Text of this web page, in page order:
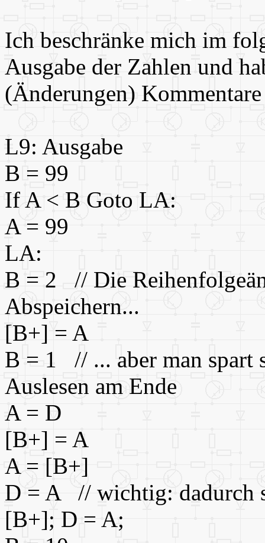
Ich beschränke mich im
Ausgabe der Zahlen und
(Änderungen)
L9: Ausgabe
B = 99
If A < B Goto LA:
A = 99
LA:
B = 2 // Die
Abspeichern...
[B+] = A
B = 1 // ... aber man spart
Auslesen am Ende
A = D
[B+] = A
A = [B+]
D = A // wichtig: dadurch
[B+]; D = A;